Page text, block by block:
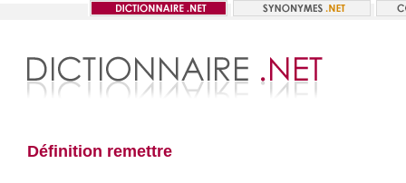
Définition remettre